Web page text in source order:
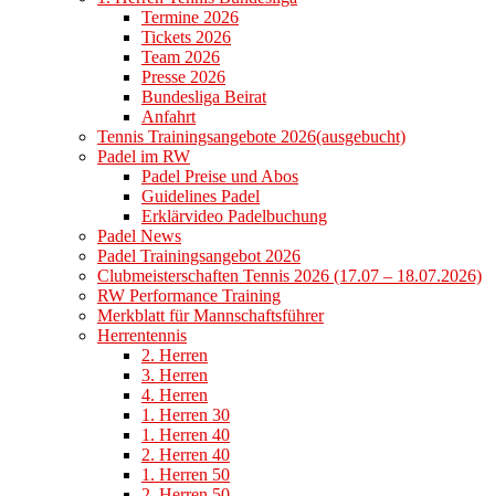
Termine 2026
Tickets 2026
Team 2026
Presse 2026
Bundesliga Beirat
Anfahrt
Tennis Trainingsangebote 2026(ausgebucht)
Padel im RW
Padel Preise und Abos
Guidelines Padel
Erklärvideo Padelbuchung
Padel News
Padel Trainingsangebot 2026
Clubmeisterschaften Tennis 2026 (17.07 – 18.07.2026)
RW Performance Training
Merkblatt für Mannschaftsführer
Herrentennis
2. Herren
3. Herren
4. Herren
1. Herren 30
1. Herren 40
2. Herren 40
1. Herren 50